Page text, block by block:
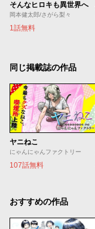
そんなヒロキも異世界へ
岡本健太郎/さがら梨々
1話無料
同じ掲載誌の作品
ヤニねこ
にゃんにゃんファクトリー
107話無料
おすすめの作品